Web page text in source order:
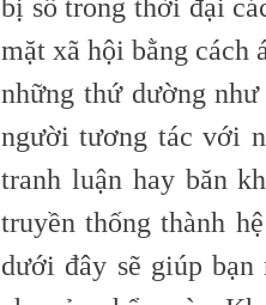
bị số trong thời đại
mặt xã hội bằng cách
những thứ dường
người tương tác với
tranh luận hay băn
truyền thống thành
dưới đây sẽ giúp